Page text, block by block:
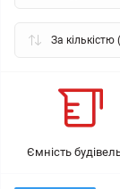
Ємність